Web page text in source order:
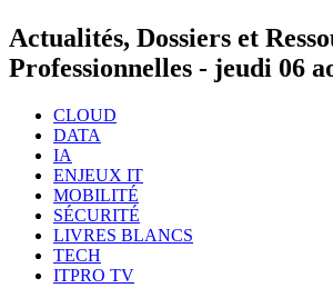
Actualités, Dossiers et
Professionnelles - jeudi 06
CLOUD
DATA
IA
ENJEUX IT
MOBILITÉ
SÉCURITÉ
LIVRES BLANCS
TECH
ITPRO TV